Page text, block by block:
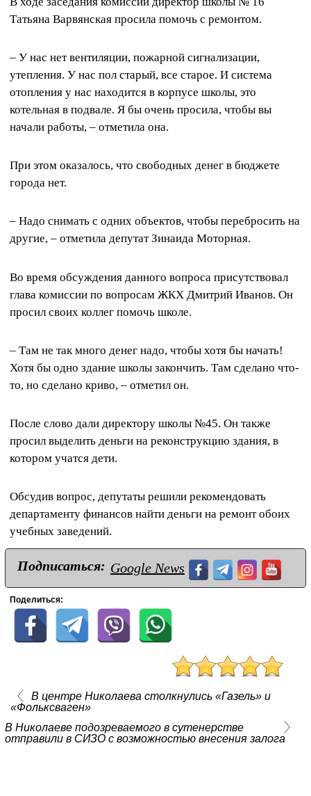
Татьяна Варвянская просила помочь с ремонтом.
– У нас нет вентиляции, пожарной сигнализации,
утепления. У нас пол старый, все старое. И система
отопления у нас находится в корпусе школы, это
котельная в подвале. Я бы очень просила, чтобы вы
начали работы, – отметила она.
При этом оказалось, что свободных денег в бюджете
города нет.
– Надо снимать с одних объектов, чтобы перебросить на
другие, – отметила депутат Зинаида Моторная.
Во время обсуждения данного вопроса присутствовал
глава комиссии по вопросам ЖКХ Дмитрий Иванов. Он
просил своих коллег помочь школе.
– Там не так много денег надо, чтобы хотя бы начать!
Хотя бы одно здание школы закончить. Там сделано что-
то, но сделано криво, – отметил он.
После слово дали директору школы №45. Он также
просил выделить деньги на реконструкцию здания, в
котором учатся дети.
Обсудив вопрос, депутаты решили рекомендовать
департаменту финансов найти деньги на ремонт обоих
учебных заведений.
Подписаться: Google News
Поделиться:
В центре Николаева столкнулись «Газель» и
«Фольксваген»
В Николаеве подозреваемого в сутенерстве
отправили в СИЗО с возможностью внесения залога